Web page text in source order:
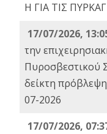
Η ΓΙΑ ΤΙΣ
17/07/2026,
την
Πυροσβεστικού
δείκτη
07-2026
17/07/2026,